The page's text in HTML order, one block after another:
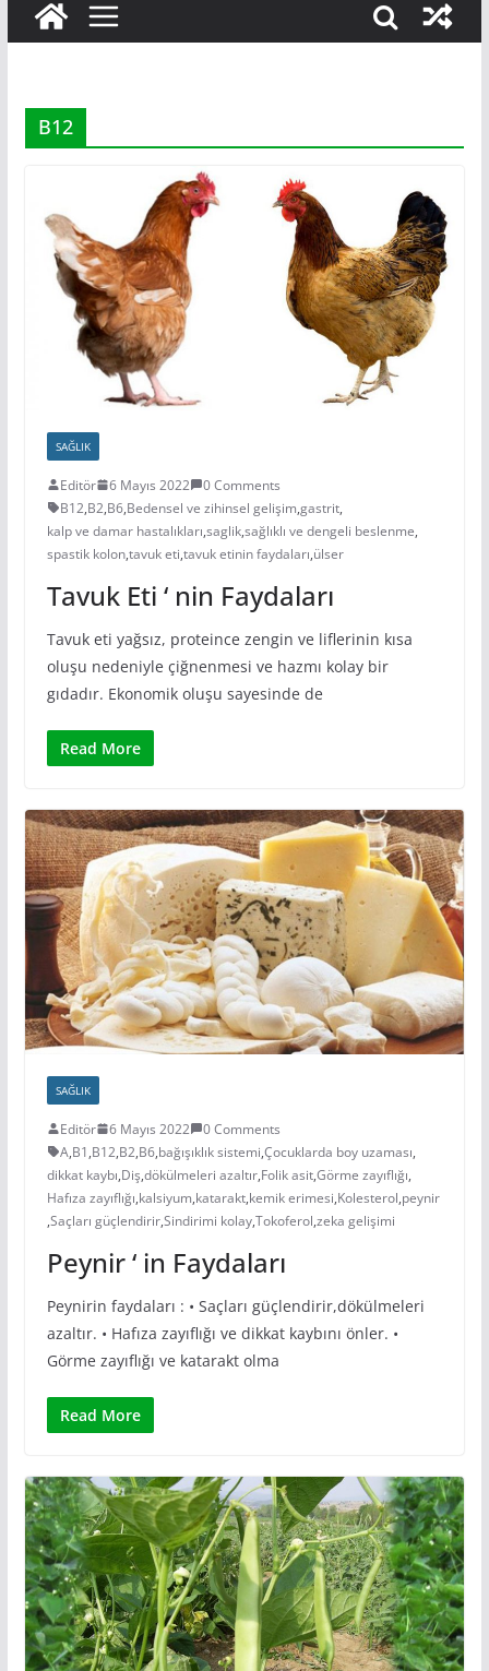
B12
SAĞLIK
Editör 6 Mayıs 2022
0 Comments
B12,B2,B6,Bedensel ve zihinsel gelişim,gastrit,
kalp ve damar hastalıkları,saglik,sağlıklı ve dengeli beslenme,
spastik kolon,tavuk eti,tavuk etinin faydaları,ülser
Tavuk Eti ‘ nin Faydaları
Tavuk eti yağsız, proteince zengin ve liflerinin kısa
oluşu nedeniyle çiğnenmesi ve hazmı kolay bir
gıdadır. Ekonomik oluşu sayesinde de
Read More
SAĞLIK
Editör 6 Mayıs 2022
0 Comments
A,B1,B12,B2,B6,bağışıklık sistemi,Çocuklarda boy uzaması,
dikkat kaybı,Diş,dökülmeleri azaltır,Folik asit,Görme zayıflığı,
Hafıza zayıflığı,kalsiyum,katarakt,kemik erimesi,Kolesterol,peynir
,Saçları güçlendirir,Sindirimi kolay,Tokoferol,zeka gelişimi
Peynir ‘ in Faydaları
Peynirin faydaları : • Saçları güçlendirir,dökülmeleri
azaltır. • Hafıza zayıflığı ve dikkat kaybını önler. •
Görme zayıflığı ve katarakt olma
Read More